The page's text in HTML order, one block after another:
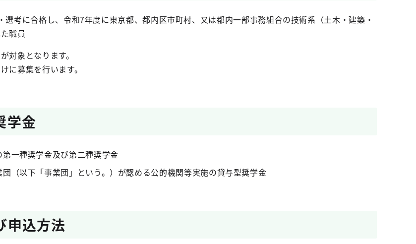
考に合格し、令和7年度に東京都、都内区市町村、又は都内一部事務組合の技術系（土木・建築・
職員
対象となります。
に募集を行います。
学金
一種奨学金及び第二種奨学金
（以下「事業団」という。）が認める公的機関等実施の貸与型奨学金
申込方法